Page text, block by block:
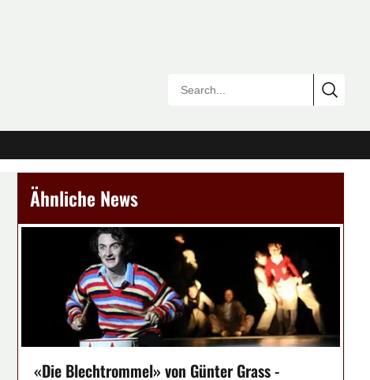
Ähnliche News
«Die Blechtrommel» von Günter Grass -